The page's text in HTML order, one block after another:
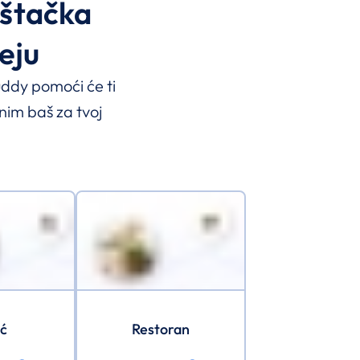
pomoći će ti
baš za tvoj
Restoran